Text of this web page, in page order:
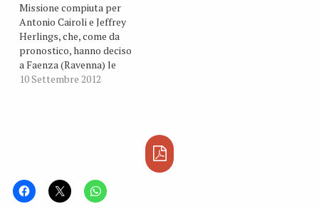
Missione compiuta per
Antonio Cairoli e Jeffrey
Herlings, che, come da
pronostico, hanno deciso
a Faenza (Ravenna) le
sorti del campionato con
che ha coronato la loro
fantastica stagione
10 Settembre 2012